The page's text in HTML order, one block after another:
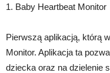
1. Baby Heartbeat Monitor
Pierwszą aplikacją, którą
Monitor. Aplikacja ta
dziecka oraz na dzielenie